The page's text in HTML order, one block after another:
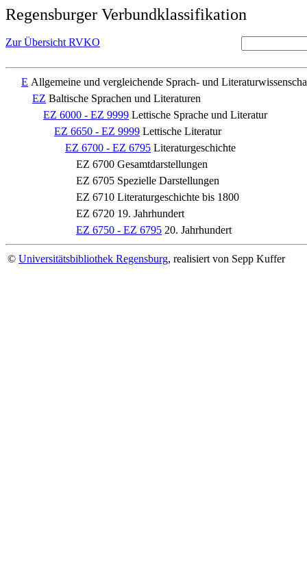
Regensburger Verbundklassifikation
Zur Übersicht RVKO
E Allgemeine und vergleichende Sprach- und
EZ Baltische Sprachen und Literaturen
EZ 6000 - EZ 9999 Lettische Sprache und Literatur
EZ 6650 - EZ 9999 Lettische Literatur
EZ 6700 - EZ 6795 Literaturgeschichte
EZ 6700 Gesamtdarstellungen
EZ 6705 Spezielle Darstellungen
EZ 6710 Literaturgeschichte bis 1800
EZ 6720 19. Jahrhundert
EZ 6750 - EZ 6795 20. Jahrhundert
© Universitätsbibliothek Regensburg, realisiert von Sepp Kuffer